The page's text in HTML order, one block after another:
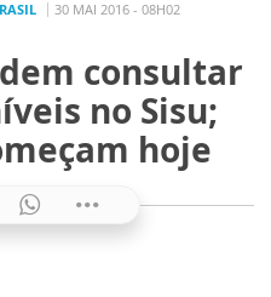
30 MAI 2016 - 08H02
consultar
no Sisu;
hoje